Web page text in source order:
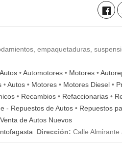
empaquetaduras,
•Automotores • Motores •
•Autos • Motores • Motores Diesel •
• Recambios • Refaccionarias •
- Repuestos de Autos • Repuestos
Venta de Autos Nuevos
Dirección: Calle